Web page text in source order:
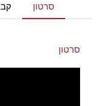
סרטון
סרטון